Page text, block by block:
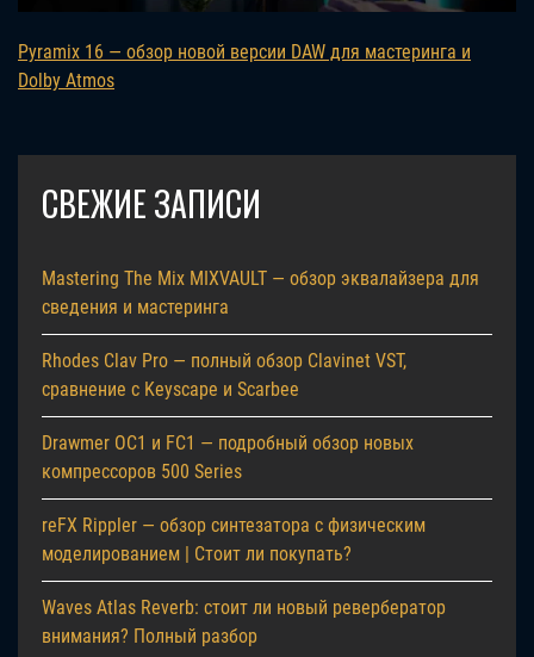
Pyramix 16 — обзор новой версии DAW для мастеринга и
Dolby Atmos
СВЕЖИЕ ЗАПИСИ
Mastering The Mix MIXVAULT — обзор эквалайзера для
сведения и мастеринга
Rhodes Clav Pro — полный обзор Clavinet VST,
сравнение с Keyscape и Scarbee
Drawmer OC1 и FC1 — подробный обзор новых
компрессоров 500 Series
reFX Rippler — обзор синтезатора с физическим
моделированием | Стоит ли покупать?
Waves Atlas Reverb: стоит ли новый ревербератор
внимания? Полный разбор